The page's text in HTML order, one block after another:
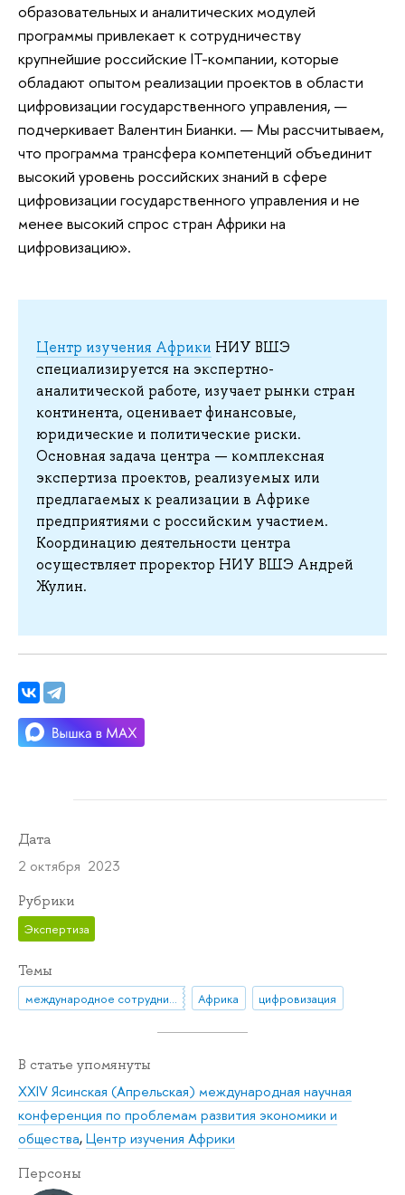
образовательных и аналитических модулей
программы привлекает к сотрудничеству
крупнейшие российские IT-компании, которые
обладают опытом реализации проектов в области
цифровизации государственного управления, —
подчеркивает Валентин Бианки. — Мы рассчитываем,
что программа трансфера компетенций объединит
высокий уровень российских знаний в сфере
цифровизации государственного управления и не
менее высокий спрос стран Африки на
цифровизацию».
Центр изучения Африки НИУ ВШЭ
специализируется на экспертно-
аналитической работе, изучает рынки стран
континента, оценивает финансовые,
юридические и политические риски.
Основная задача центра — комплексная
экспертиза проектов, реализуемых или
предлагаемых к реализации в Африке
предприятиями с российским участием.
Координацию деятельности центра
осуществляет проректор НИУ ВШЭ Андрей
Жулин.
Дата
2 октября 2023
Рубрики
Экспертиза
Темы
Африка цифровизация
В статье упомянуты
XXIV Ясинская (Апрельская) международная научная
конференция по проблемам развития экономики и
общества,Центр изучения Африки
Персоны